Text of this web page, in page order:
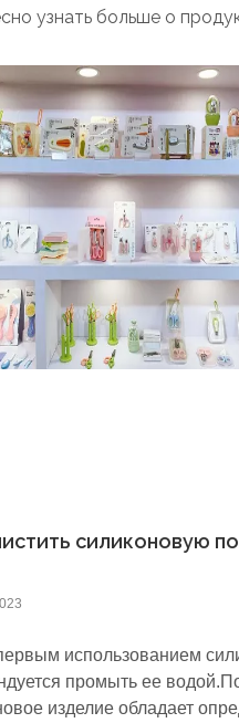
узнать больше о
силиконовую
использованием
промыть ее
изделие обладает